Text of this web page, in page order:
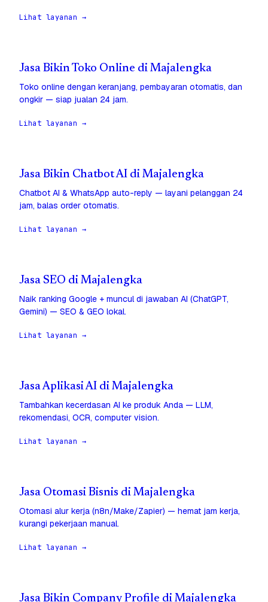
Lihat layanan →
Jasa Bikin Toko Online di Majalengka
Toko online dengan keranjang, pembayaran otomatis, dan
ongkir — siap jualan 24 jam.
Lihat layanan →
Jasa Bikin Chatbot AI di Majalengka
Chatbot AI & WhatsApp auto-reply — layani pelanggan 24
jam, balas order otomatis.
Lihat layanan →
Jasa SEO di Majalengka
Naik ranking Google + muncul di jawaban AI (ChatGPT,
Gemini) — SEO & GEO lokal.
Lihat layanan →
Jasa Aplikasi AI di Majalengka
Tambahkan kecerdasan AI ke produk Anda — LLM,
rekomendasi, OCR, computer vision.
Lihat layanan →
Jasa Otomasi Bisnis di Majalengka
Otomasi alur kerja (n8n/Make/Zapier) — hemat jam kerja,
kurangi pekerjaan manual.
Lihat layanan →
Jasa Bikin Company Profile di Majalengka